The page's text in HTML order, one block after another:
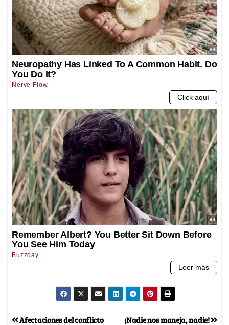
¡Nadie nos maneja, nadie!
Afectaciones del conflicto